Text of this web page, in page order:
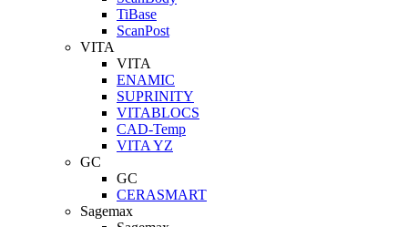
TiBase
ScanPost
VITA
VITA
ENAMIC
SUPRINITY
VITABLOCS
CAD-Temp
VITA YZ
GC
GC
CERASMART
Sagemax